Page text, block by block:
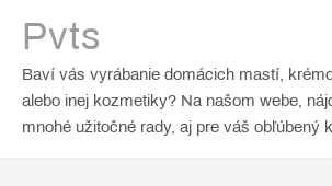
Pvts
Baví vás vyrábanie domácich mastí,
alebo inej kozmetiky? Na našom webe,
mnohé užitočné rady, aj pre váš obľúbený